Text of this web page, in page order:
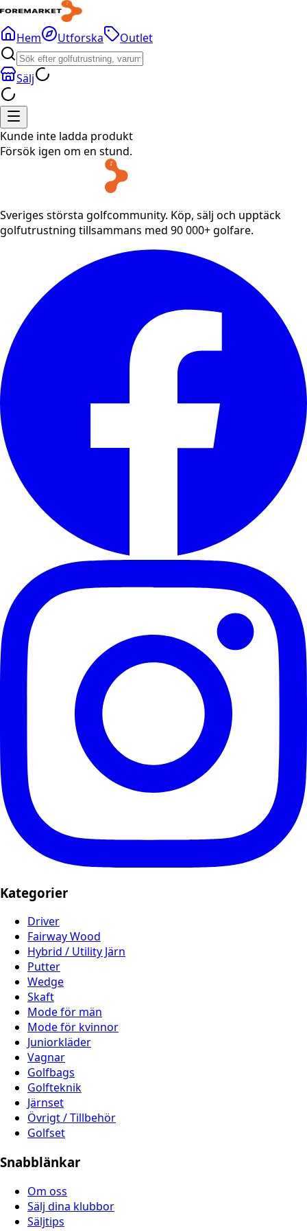
Hem Utforska Outlet
Sälj
Kunde inte ladda produkt
Försök igen om en stund.
Sveriges största golfcommunity. Köp, sälj och upptäck
golfutrustning tillsammans med 90 000+ golfare.
Kategorier
Driver
Fairway Wood
Hybrid / Utility Järn
Putter
Wedge
Skaft
Mode för män
Mode för kvinnor
Juniorkläder
Vagnar
Golfbags
Golfteknik
Järnset
Övrigt / Tillbehör
Golfset
Snabblänkar
Om oss
Sälj dina klubbor
Säljtips